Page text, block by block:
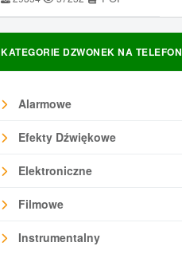
KATEGORIE DZWONEK NA TELEFON
Alarmowe
Efekty Dźwiękowe
Elektroniczne
Filmowe
Instrumentalny